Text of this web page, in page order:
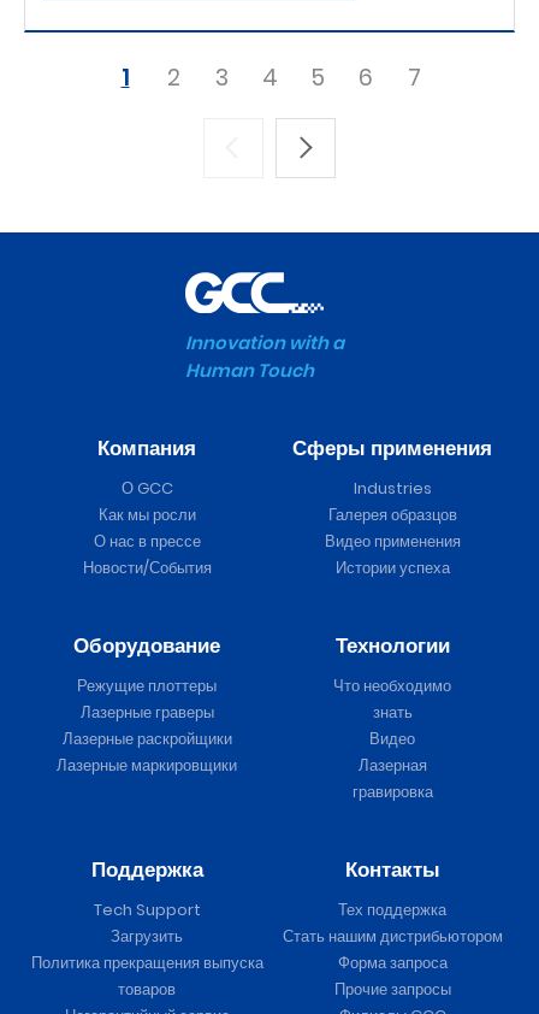
1 2 3 4 5 6 7
Innovation with a
Human Touch
Компания
О GCC
Как мы росли
О нас в прессе
Новости/События
Сферы применения
Industries
Галерея образцов
Видео применения
Истории успеха
Оборудование
Режущие плоттеры
Лазерные граверы
Лазерные раскройщики
Лазерные маркировщики
Технологии
Что необходимо
знать
Видео
Лазерная
гравировка
Поддержка
Tech Support
Загрузить
Политика прекращения выпуска
товаров
Контакты
Тех поддержка
Стать нашим дистрибьютором
Форма запроса
Прочие запросы